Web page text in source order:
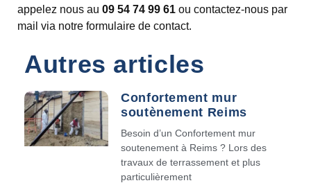
appelez nous au 09 54 74 99 61 ou contactez-nous par
mail via notre formulaire de contact.
Autres articles
Confortement mur
soutènement Reims
Besoin d’un Confortement mur
soutenement à Reims ? Lors des
travaux de terrassement et plus
particulièrement